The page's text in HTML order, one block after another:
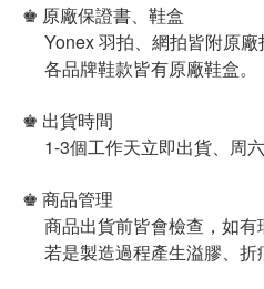
♚ 原廠保證書、鞋盒
Yonex 羽拍、網拍皆附原廠
各品牌鞋款皆有原廠鞋盒。
♚ 出貨時間
1-3個工作天立即出貨、周六
♚ 商品管理
商品出貨前皆會檢查，如有
若是製造過程產生溢膠、折